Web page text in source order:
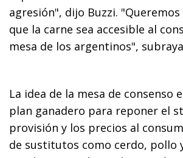
agresión", dijo Buzzi.
que la carne sea accesible al
mesa de los argentinos",
La idea de la mesa de consenso
plan ganadero para reponer el
provisión y los precios al
de sustitutos como cerdo, pollo